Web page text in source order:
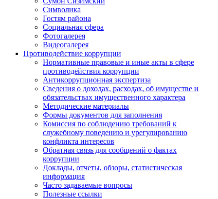
Символика
Гостям района
Социальная сфера
Фотогалерея
Видеогалерея
Противодействие коррупции
Нормативные правовые и иные акты в сфере
противодействия коррупции
Антикоррупционная экспертиза
Сведения о доходах, расходах, об имуществе и
обязательствах имущественного характера
Методические материалы
Формы документов для заполнения
Комиссия по соблюдению требований к
служебному поведению и урегулированию
конфликта интересов
Обратная связь для сообщений о фактах
коррупции
Доклады, отчеты, обзоры, статистическая
информация
Часто задаваемые вопросы
Полезные ссылки